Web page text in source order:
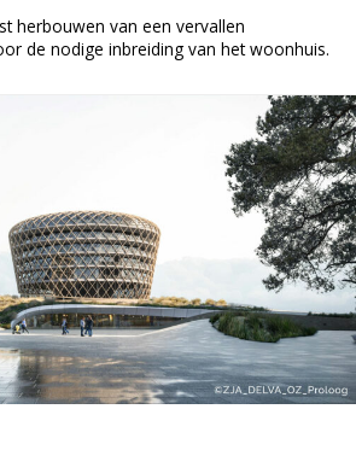
herbouwen van een vervallen
de nodige inbreiding van het woonhuis.